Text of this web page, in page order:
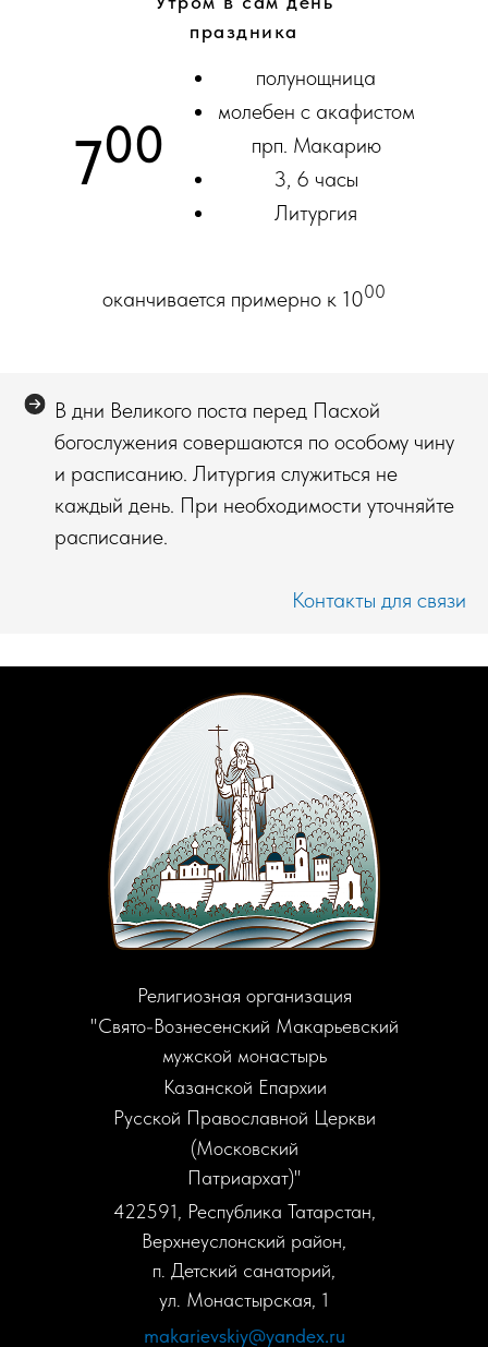
праздника
700
полунощница
молебен с акафистом
прп. Макарию
3, 6 часы
Литургия
оканчивается примерно к 1000
В дни Великого поста перед Пасхой
богослужения совершаются по особому чину
и расписанию. Литургия служиться не
каждый день. При необходимости уточняйте
расписание.
Контакты для связи
Религиозная организация
"Свято-Вознесенский Макарьевский
мужской монастырь
Казанской Епархии
(Московский
Патриархат)"
422591, Республика Татарстан,
Верхнеуслонский район,
п. Детский санаторий,
ул. Монастырская, 1
makarievskiy@yandex.ru
Русской Православной Церкви